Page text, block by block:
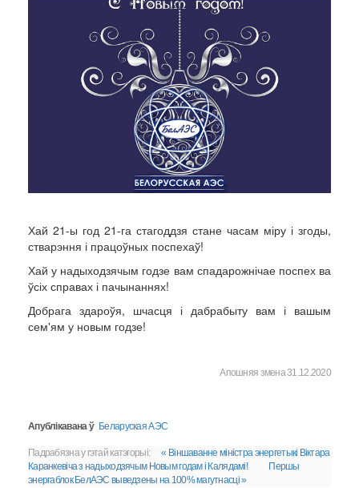
Хай 21-ы год 21-га стагоддзя стане часам міру і згоды,
стварэння і працоўных поспехаў!
Хай у надыходзячым годзе вам спадарожнічае поспех ва
ўсіх справах і пачынаннях!
Добрага здароўя, шчасця і дабрабыту вам і вашым
сем'ям у новым годзе!
Апошняя змена 31.12.2020
Апублікавана ў Беларуская АЭС
Падрабязна у гэтай катэгорыі:
« Віншаванне міністра энергетыкі Віктара
Каранкевіча з надыходзячым Новым годам і Калядамі!
Першы
энергаблок БелАЭС выведзены на 100% магутнасці »